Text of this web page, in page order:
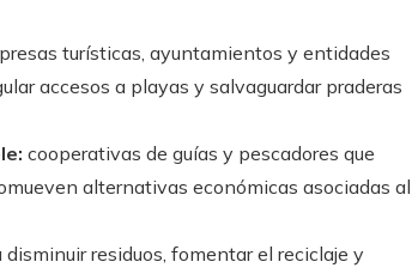
turísticas, ayuntamientos y entidades
accesos a playas y salvaguardar praderas
cooperativas de guías y pescadores que
alternativas económicas asociadas al
residuos, fomentar el reciclaje y